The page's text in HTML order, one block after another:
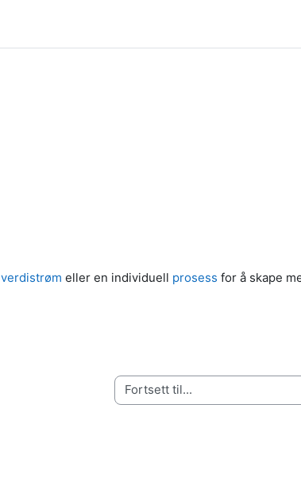
verdistrøm eller en individuell prosess for å skape
Fortsett til...